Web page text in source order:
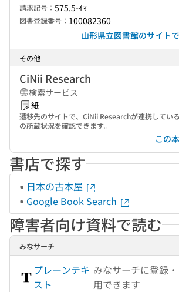
請求記号： 575.5-ｲﾏ
図書登録番号： 100082360
山形県立図書館のサイト
その他
CiNii Research
検索サービス
紙
遷移先のサイトで、CiNii Researchが連携してい
の所蔵状況を確認できます。
この
書店で探す
日本の古本屋
Google Book Search
障害者向け資料で読む
みなサーチ
プレーンテキ
スト
みなサーチに登録
用できます